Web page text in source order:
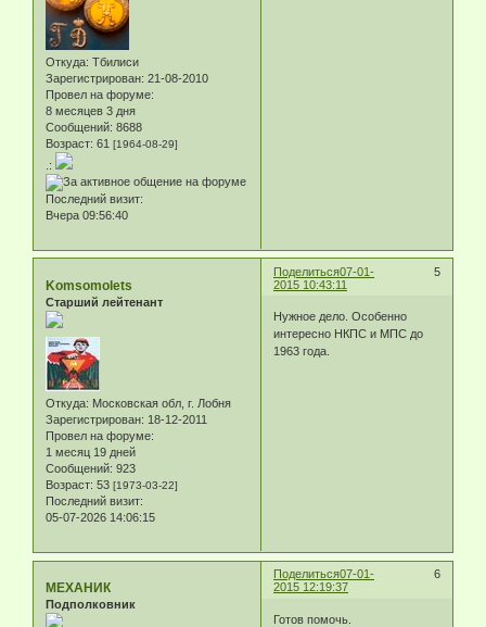
Откуда: Тбилиси
Зарегистрирован: 21-08-2010
Провел на форуме:
8 месяцев 3 дня
Сообщений: 8688
Возраст: 61 [1964-08-29]
.:
Последний визит:
Вчера 09:56:40
Поделиться 5
07-01-
2015 10:43:11
Komsomolets
Старший лейтенант
Откуда: Московская обл, г. Лобня
Зарегистрирован: 18-12-2011
Провел на форуме:
1 месяц 19 дней
Сообщений: 923
Возраст: 53 [1973-03-22]
Последний визит:
05-07-2026 14:06:15
Нужное дело. Особенно
интересно НКПС и МПС до
1963 года.
Поделиться 6
07-01-
2015 12:19:37
МЕХАНИК
Подполковник
Готов помочь.